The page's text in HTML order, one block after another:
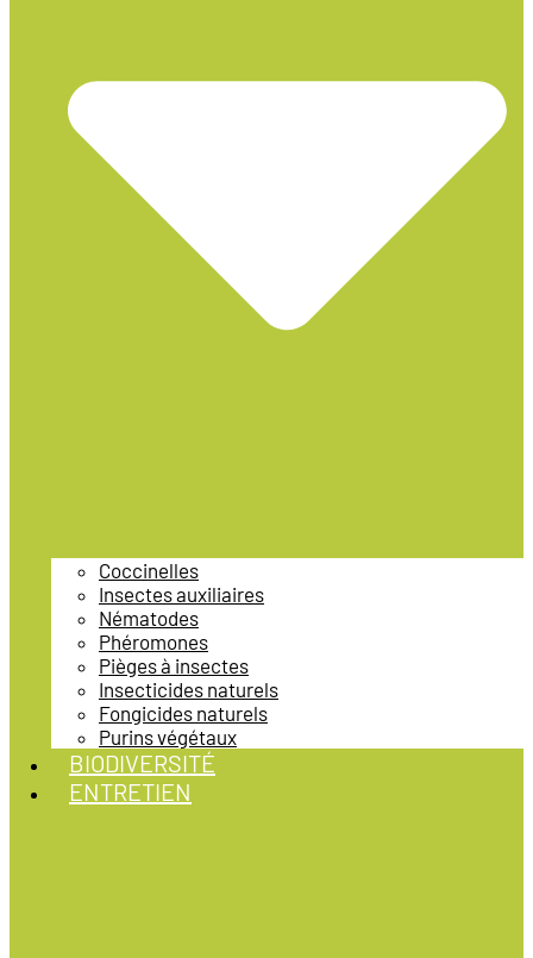
Coccinelles
Insectes auxiliaires
Nématodes
Phéromones
Pièges à insectes
Insecticides naturels
Fongicides naturels
Purins végétaux
BIODIVERSITÉ
ENTRETIEN